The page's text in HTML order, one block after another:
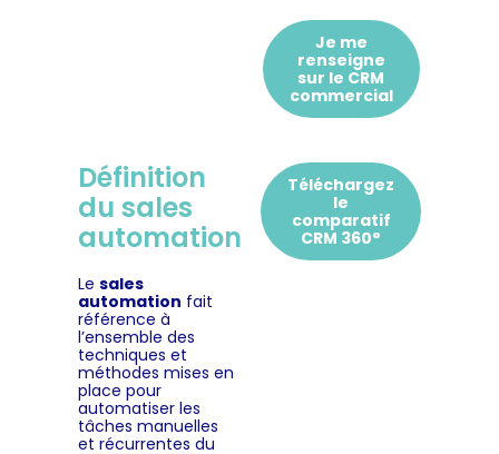
Je me
renseigne
sur le CRM
commercial
Définition
du sales
automation
Le sales
automation fait
référence à
l’ensemble des
techniques et
méthodes mises en
place pour
automatiser les
tâches manuelles
et récurrentes du
Téléchargez
le
comparatif
CRM 360°